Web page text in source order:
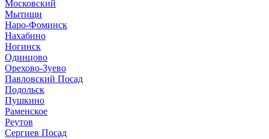
Московский
Мытищи
Наро-Фоминск
Нахабино
Ногинск
Одинцово
Орехово-Зуево
Павловский Посад
Подольск
Пушкино
Раменское
Реутов
Сергиев Посад